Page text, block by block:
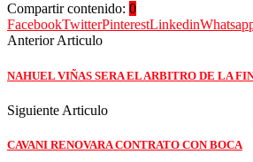
Compartir contenido: 0
FacebookTwitterPinterestLinkedin
Anterior Articulo
NAHUEL VIÑAS SERA EL ARBITRO DE LA
Siguiente Articulo
CAVANI RENOVARA CONTRATO CON BOCA